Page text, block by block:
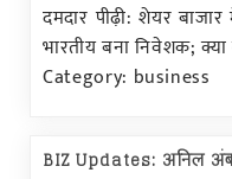
दमदार पीढ़ी: शेयर
भारतीय बना निवेशक;
Category: business
BIZ Updates: अनिल